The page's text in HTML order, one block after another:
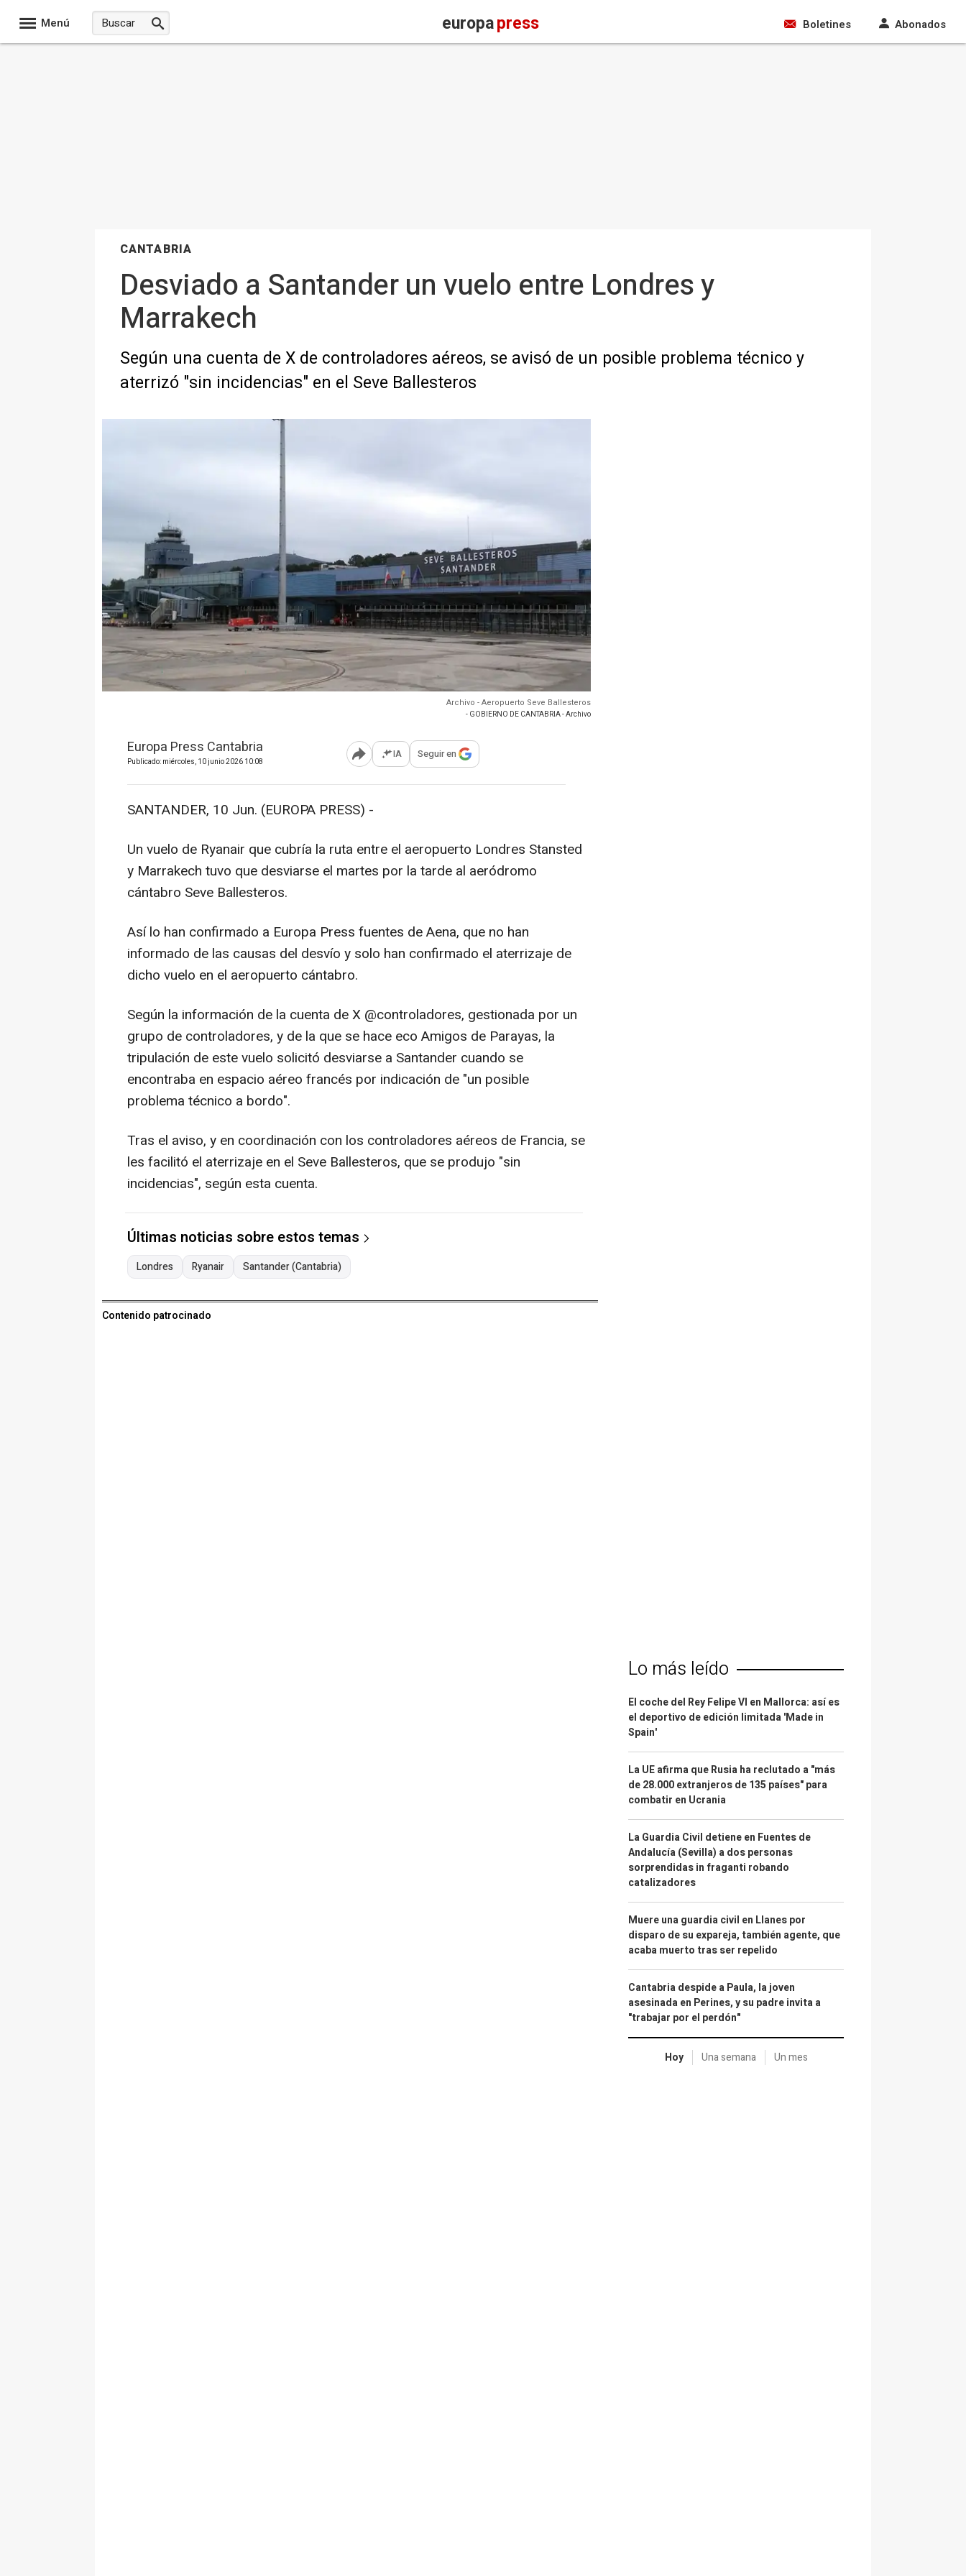
Menú europapress Boletines Abonados
CANTABRIA
Desviado a Santander un vuelo entre Londres y
Marrakech
Según una cuenta de X de controladores aéreos, se avisó de un posible problema técnico y
aterrizó "sin incidencias" en el Seve Ballesteros
Archivo - Aeropuerto Seve Ballesteros
- GOBIERNO DE CANTABRIA - Archivo
Europa Press Cantabria
Publicado: miércoles, 10 junio 2026 10:08 Abrir opciones para compartir
IA Seguir en
SANTANDER, 10 Jun. (EUROPA PRESS) -
Un vuelo de Ryanair que cubría la ruta entre el aeropuerto Londres Stansted
y Marrakech tuvo que desviarse el martes por la tarde al aeródromo
cántabro Seve Ballesteros.
Así lo han confirmado a Europa Press fuentes de Aena, que no han
informado de las causas del desvío y solo han confirmado el aterrizaje de
dicho vuelo en el aeropuerto cántabro.
Según la información de la cuenta de X @controladores, gestionada por un
grupo de controladores, y de la que se hace eco Amigos de Parayas, la
tripulación de este vuelo solicitó desviarse a Santander cuando se
encontraba en espacio aéreo francés por indicación de "un posible
problema técnico a bordo".
Tras el aviso, y en coordinación con los controladores aéreos de Francia, se
les facilitó el aterrizaje en el Seve Ballesteros, que se produjo "sin
incidencias", según esta cuenta.
Últimas noticias sobre estos temas
Londres Ryanair Santander (Cantabria)
Contenido patrocinado
Lo más leído
El coche del Rey Felipe VI en Mallorca: así es
el deportivo de edición limitada 'Made in
Spain'
La UE afirma que Rusia ha reclutado a "más
de 28.000 extranjeros de 135 países" para
combatir en Ucrania
La Guardia Civil detiene en Fuentes de
Andalucía (Sevilla) a dos personas
sorprendidas in fraganti robando
catalizadores
Muere una guardia civil en Llanes por
disparo de su expareja, también agente, que
acaba muerto tras ser repelido
Cantabria despide a Paula, la joven
asesinada en Perines, y su padre invita a
"trabajar por el perdón"
Hoy Una semana Un mes